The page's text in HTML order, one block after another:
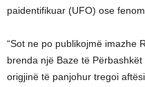
paidentifikuar (UFO) ose
“Sot ne po publikojmë imazhe
brenda një Baze të
origjinë të panjohur tregoi